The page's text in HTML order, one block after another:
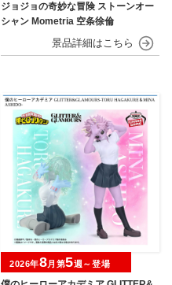
ジョジョの奇妙な冒険 ストーンオー
シャン Mometria 空条徐倫
2026年8月第5週～登場